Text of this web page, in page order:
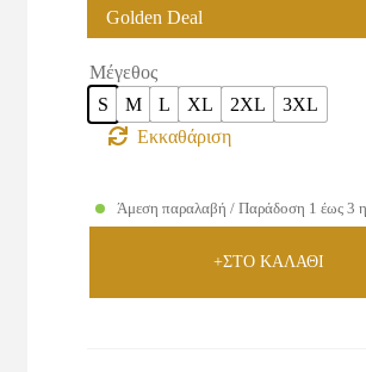
Golden Deal
Μέγεθος
S
M L XL 2XL
3XL
Εκκαθάριση
Άμεση παραλαβή / Παράδοση 1 έως 3
+ΣΤΟ ΚΑΛΑΘΙ